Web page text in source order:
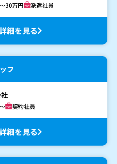
30万円 派遣社員
細を見る
フ
契約社員
細を見る